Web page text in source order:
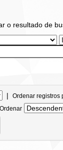
o resultado de
| Ordenar registros
Ordenar